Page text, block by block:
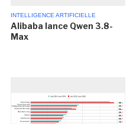
INTELLIGENCE ARTIFICIELLE
Alibaba lance Qwen 3.8-
Max